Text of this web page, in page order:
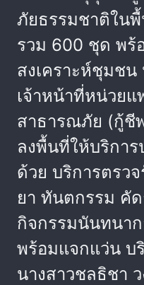
ภัยธรรมชาติใน
รวม 600 ชุด พร้
สงเคราะห์ชุมช
เจ้าหน้าที่หน่วยแ
สาธารณภัย (กู้ชี
ลงพื้นที่ให้บริกา
ด้วย บริการตรว
ยา ทันตกรรม คัด
กิจกรรมนันทนา
พร้อมแจกแว่น บ
นางสาวชลธิชา